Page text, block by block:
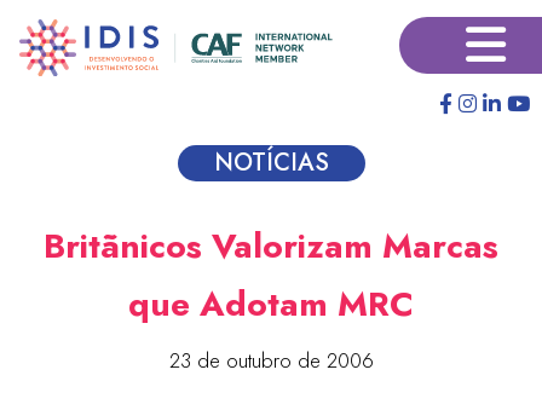
para
×
NOTÍCIAS
Britãnicos Valorizam Marcas
que Adotam MRC
23 de outubro de 2006